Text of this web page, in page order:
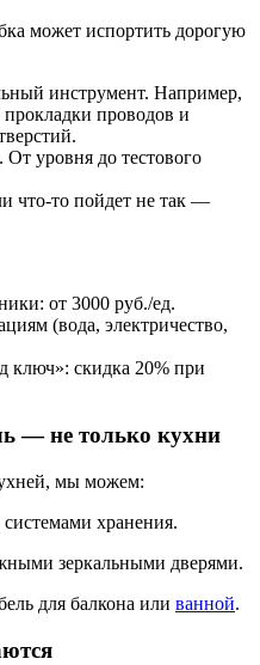
может испортить дорогую
инструмент. Например,
проводов и
уровня до тестового
что-то пойдет не так —
от 3000 руб./ед.
(вода, электричество,
ключ»: скидка 20% при
— не только кухни
мы можем:
хранения.
зеркальными дверями.
для балкона или ванной.